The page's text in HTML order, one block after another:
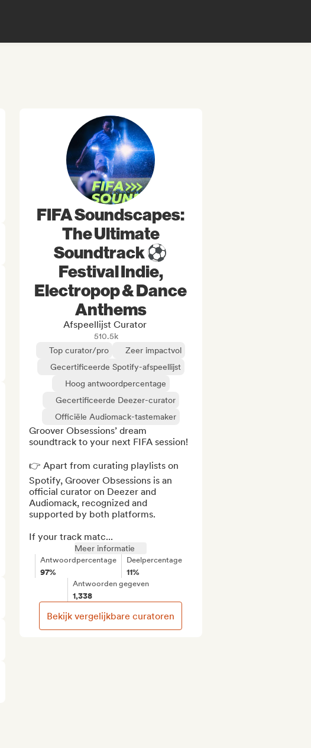
FIFA Soundscapes:
The Ultimate
Soundtrack ⚽️
Festival Indie,
Electropop & Dance
Anthems
Afspeellijst Curator
510.5k
Top curator/pro
Zeer impactvol
Gecertificeerde Spotify-afspeellijst
Hoog antwoordpercentage
Gecertificeerde Deezer-curator
Officiële Audiomack-tastemaker
Groover Obsessions’ dream
soundtrack to your next FIFA session!
👉 Apart from curating playlists on
Spotify, Groover Obsessions is an
official curator on Deezer and
Audiomack, recognized and
supported by both platforms.
If your track matc...
Meer informatie
Antwoordpercentage
97%
Deelpercentage
11%
Antwoorden gegeven
1,338
Bekijk vergelijkbare curatoren